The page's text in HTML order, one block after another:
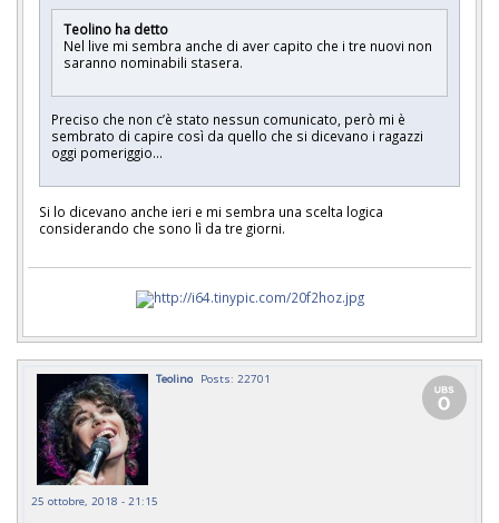
Teolino ha detto
Nel live mi sembra anche di aver capito che i tre nuovi non
saranno nominabili stasera.
Preciso che non c’è stato nessun comunicato, però mi è
sembrato di capire così da quello che si dicevano i ragazzi
oggi pomeriggio...
Si lo dicevano anche ieri e mi sembra una scelta logica
considerando che sono lì da tre giorni.
Teolino Posts: 22701
25 ottobre, 2018 - 21:15